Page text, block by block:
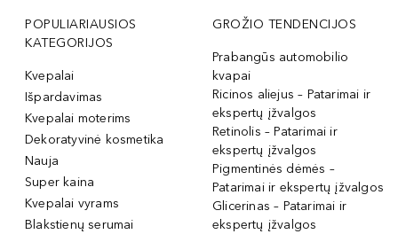
POPULIARIAUSIOS
KATEGORIJOS
Kvepalai
Išpardavimas
Kvepalai moterims
Dekoratyvinė kosmetika
Nauja
Super kaina
Kvepalai vyrams
Blakstienų serumai
GROŽIO TENDENCIJOS
Prabangūs automobilio
kvapai
Ricinos aliejus – Patarimai ir
ekspertų įžvalgos
Retinolis – Patarimai ir
ekspertų įžvalgos
Pigmentinės dėmės –
Patarimai ir ekspertų įžvalgos
Glicerinas – Patarimai ir
ekspertų įžvalgos